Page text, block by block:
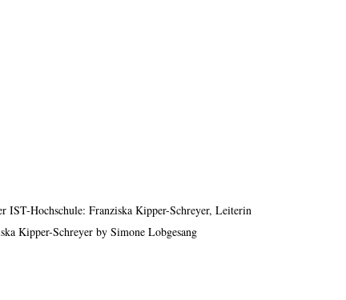
IST-Hochschule: Franziska Kipper-Schreyer, Leiterin
Kipper-Schreyer by Simone Lobgesang